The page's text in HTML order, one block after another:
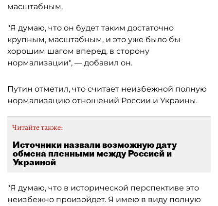
масштабным.
"Я думаю, что он будет таким достаточно
крупным, масштабным, и это уже было бы
хорошим шагом вперед, в сторону
нормализации", — добавил он.
Путин отметил, что считает неизбежной полную
нормализацию отношений России и Украины.
Читайте также:
Источники назвали возможную дату
обмена пленными между Россией и
Украиной
"Я думаю, что в исторической перспективе это
неизбежно произойдет. Я имею в виду полную